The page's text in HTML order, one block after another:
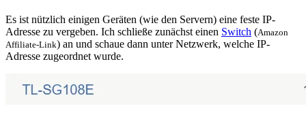
Es ist nützlich einigen Geräten (wie den Servern) eine feste IP-
Adresse zu vergeben. Ich schließe zunächst einen Switch (Amazon
Affiliate-Link) an und schaue dann unter Netzwerk, welche IP-
Adresse zugeordnet wurde.